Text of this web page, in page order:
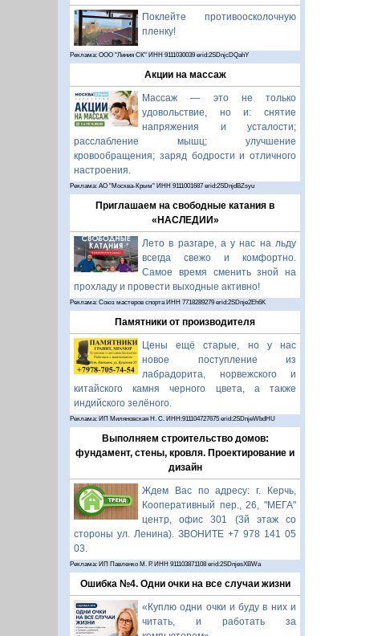
Поклейте противоосколочную
пленку!
Реклама: ООО "Линия СК" ИНН 9111030039 erid:2SDnjcDQahY
Акции на массаж
Массаж — это не только
удовольствие, но и: снятие
напряжения и усталости;
расслабление мышц; улучшение
кровообращения; заряд бодрости и отличного
настроения.
Реклама: АО "Москва-Крым" ИНН 9111001687 erid:2SDnjdBZsyu
Приглашаем на свободные катания в
«НАСЛЕДИИ»
Лето в разгаре, а у нас на льду
всегда свежо и комфортно.
Самое время сменить зной на
прохладу и провести выходные активно!
Реклама: Союз мастеров спорта ИНН 7718289279 erid:2SDnje2Eh6K
Памятники от производителя
Цены ещё старые, но у нас
новое поступление из
лабрадорита, норвежского и
китайского камня черного цвета, а также
индийского зелёного.
Реклама: ИП Миляновская Н. С. ИНН:911104727675 erid:2SDnjeWbdHU
Выполняем строительство домов:
фундамент, стены, кровля. Проектирование и
дизайн
Ждем Вас по адресу: г. Керчь,
Кооперативный пер., 26, "МЕГА"
центр, офис 301 (3й этаж со
стороны ул. Ленина). ЗВОНИТЕ +7 978 141 05
03.
Реклама: ИП Павленко М. Р. ИНН 911103871108 erid:2SDnjesXBWa
Ошибка №4. Одни очки на все случаи жизни
«Куплю одни очки и буду в них и
читать, и работать за